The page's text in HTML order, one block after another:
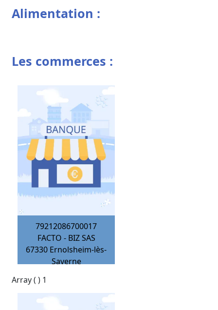
Alimentation :
Les commerces :
79212086700017
FACTO - BIZ SAS
67330 Ernolsheim-lès-
Saverne
Array ( ) 1